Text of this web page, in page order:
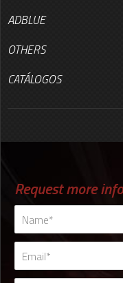
ADBLUE
OTHERS
CATÁLOGOS
Request more